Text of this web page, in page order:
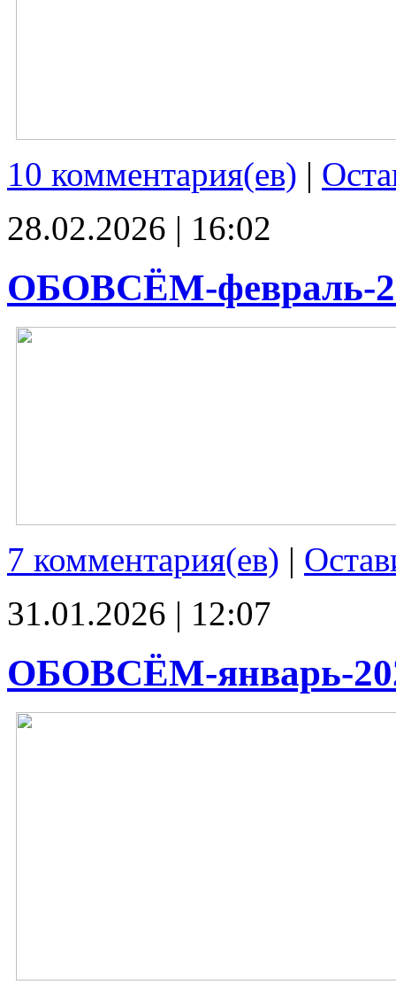
10 комментария(ев) |
28.02.2026 | 16:02
ОБОВСЁМ-февраль-
7 комментария(ев) |
31.01.2026 | 12:07
ОБОВСЁМ-январь-